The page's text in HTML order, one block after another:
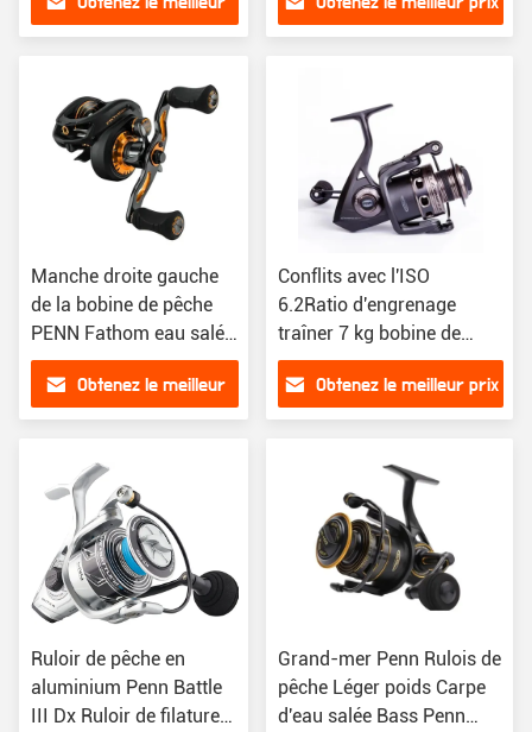
de pêche
Manche droite gauche
de la bobine de pêche
PENN Fathom eau salée
appât
Obtenez le meilleur
Conflits avec l'ISO
6.2Ratio d'engrenage
traîner 7 kg bobine de
pêche filage
Obtenez le meilleur prix
Ruloir de pêche en
aluminium Penn Battle
III Dx Ruloir de filature
Grand-mer Penn Rulois de
pêche Léger poids Carpe
d'eau salée Bass Penn